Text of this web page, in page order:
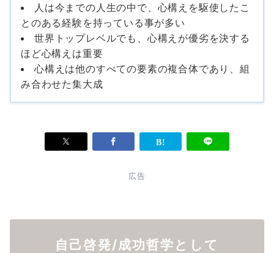
人は今までの人生の中で、心構えを駆使したこ
とのある経験を持っている事が多い
世界トップレベルでも、心構えが優劣を決する
ほど心構えは重要
心構えは他のすべての要素の複合体であり、組
み合わせた集大成
広告
自己啓発/成功哲学として